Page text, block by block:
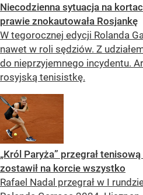
Niecodzienna sytuacja na
prawie znokautowała Rosjankę
W tegorocznej edycji Rolanda
nawet w roli sędziów. Z
do nieprzyjemnego incydentu.
rosyjską tenisistkę.
„Król Paryża” przegrał
zostawił na korcie wszystko
Rafael Nadal przegrał w I